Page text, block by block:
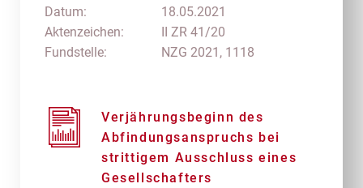
Datum:
Aktenzeichen:
Fundstelle:
18.05.2021
II ZR 41/20
NZG 2021, 1118
Verjährungsbeginn des
Abfindungsanspruchs bei
strittigem Ausschluss eines
Gesellschafters